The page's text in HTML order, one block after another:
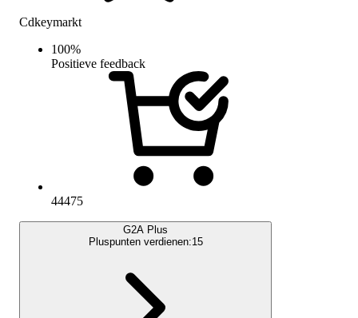
Cdkeymarkt
100%
Positieve feedback
44475
G2A Plus
Pluspunten verdienen:15